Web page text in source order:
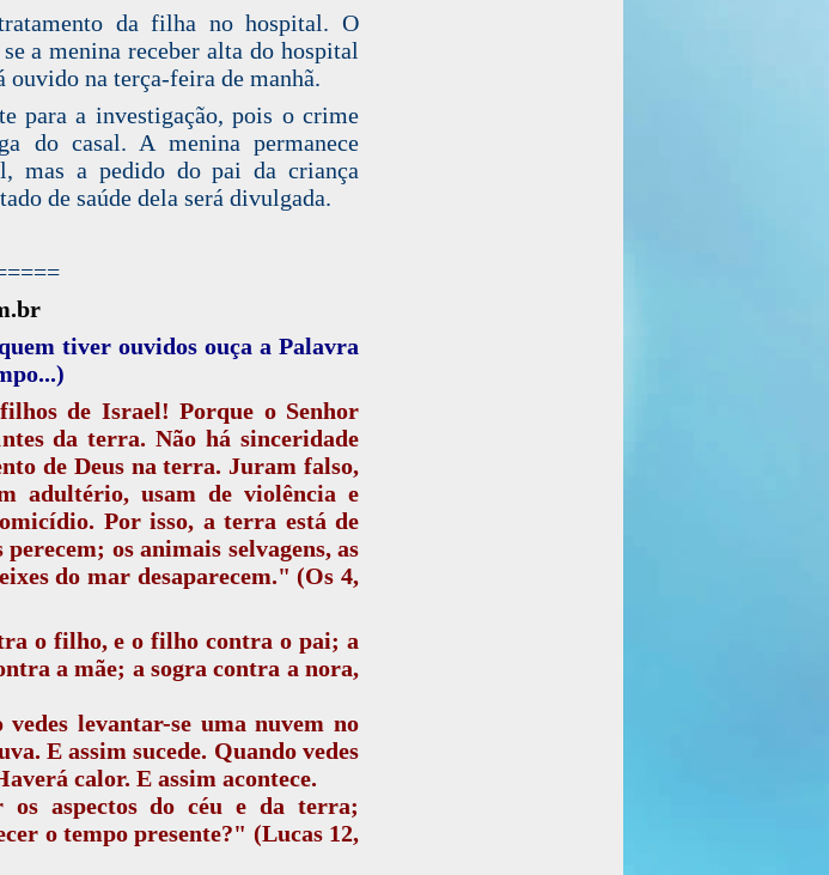
da filha no hospital. O
a menina receber alta do hospital
ouvido na terça-feira de manhã.
para a investigação, pois o crime
do casal. A menina permanece
mas a pedido do pai da criança
de saúde dela será divulgada.
tiver ouvidos ouça a Palavra
de Israel! Porque o Senhor
da terra. Não há sinceridade
de Deus na terra. Juram falso,
adultério, usam de violência e
Por isso, a terra está de
os animais selvagens, as
do mar desaparecem." (Os 4,
o filho, e o filho contra o pai; a
a mãe; a sogra contra a nora,
levantar-se uma nuvem no
E assim sucede. Quando vedes
calor. E assim acontece.
os aspectos do céu e da terra;
o tempo presente?" (Lucas 12,